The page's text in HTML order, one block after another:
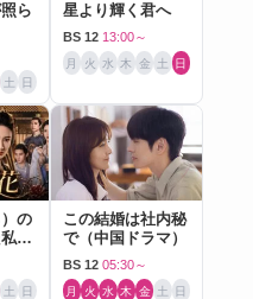
ら
土 日
星より輝く君へ
BS 12 13:00～
月 火 水 木 金 土 日
の
～
土 日
この結婚は社内秘
で（中国ドラマ）
BS 12 05:30～
月 火 水 木 金 土 日